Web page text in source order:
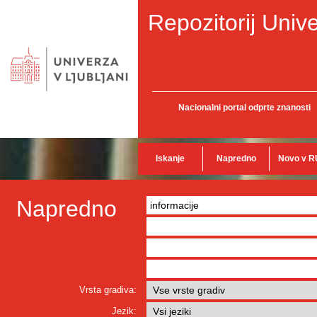
Repozitorij
Nacionalni portal odprte znanosti
Iskanje Napredno Novo v
Napredno
Vrsta gradiva:
Jezik: